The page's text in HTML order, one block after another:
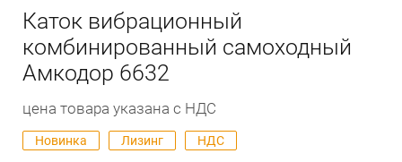
Каток вибрационный
комбинированный самоходный
Амкодор 6632
цена товара указана с НДС
Новинка Лизинг НДС